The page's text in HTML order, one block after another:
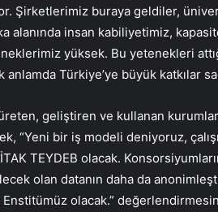
Şirketlerimiz buraya geldiler,
alanında insan kabiliyetimiz,
yüksek. Bu yetenekleri
Türkiye’ye büyük katkılar
geliştiren ve kullanan
“Yeni bir iş modeli deniyoruz,
TEYDEB olacak.
olan datanın daha da
olacak.”